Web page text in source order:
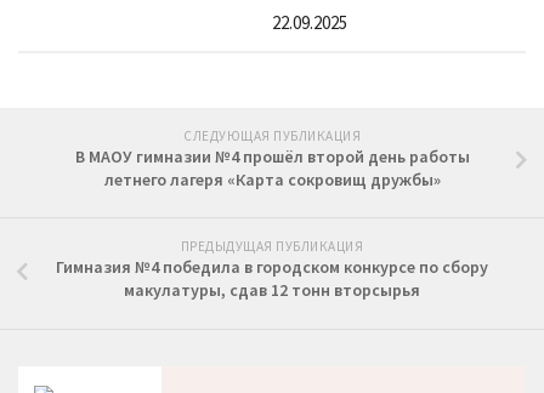
22.09.2025
СЛЕДУЮЩАЯ ПУБЛИКАЦИЯ
В МАОУ гимназии №4 прошёл второй день работы
летнего лагеря «Карта сокровищ дружбы»
ПРЕДЫДУЩАЯ ПУБЛИКАЦИЯ
Гимназия №4 победила в городском конкурсе по сбору
макулатуры, сдав 12 тонн вторсырья